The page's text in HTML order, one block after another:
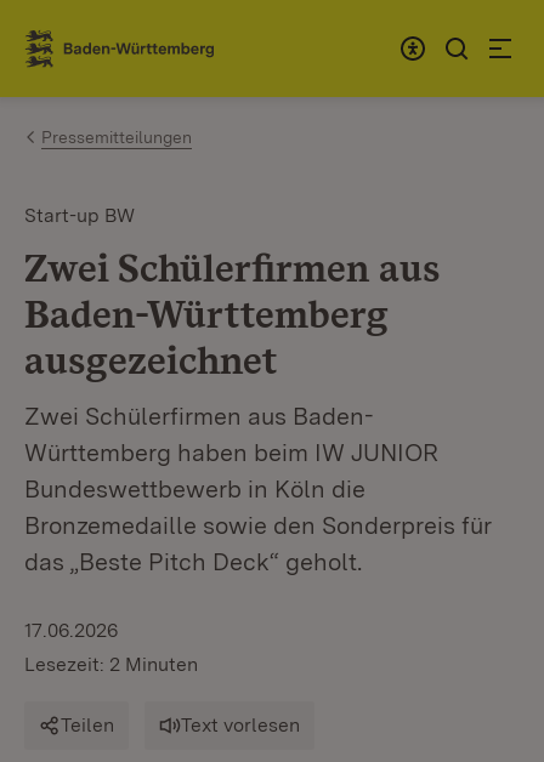
Zum Inhalt springen
Link zur Startseite
Pressemitteilungen
Start-up BW
Zwei Schülerfirmen aus
Baden-Württemberg
ausgezeichnet
Zwei Schülerfirmen aus Baden-
Württemberg haben beim IW JUNIOR
Bundeswettbewerb in Köln die
Bronzemedaille sowie den Sonderpreis für
das „Beste Pitch Deck“ geholt.
17.06.2026
Lesezeit: 2 Minuten
Teilen Text vorlesen